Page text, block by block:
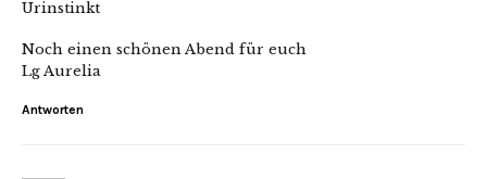
Urinstinkt
Noch einen schönen Abend für euch
Lg Aurelia
Antworten